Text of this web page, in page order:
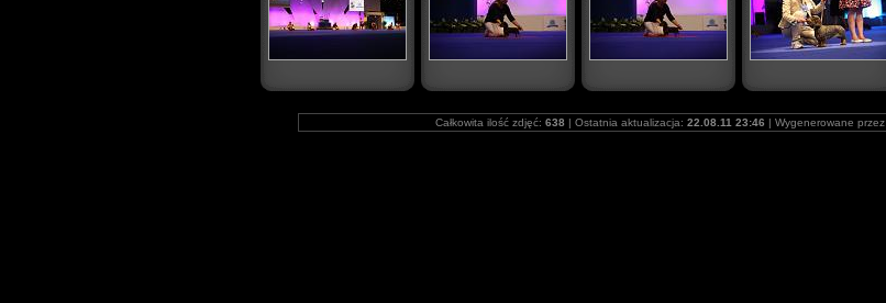
Całkowita ilość zdjęć: 638 | Ostatnia aktualizacja: 22.08.11 23:46 | Wygenerowane przez